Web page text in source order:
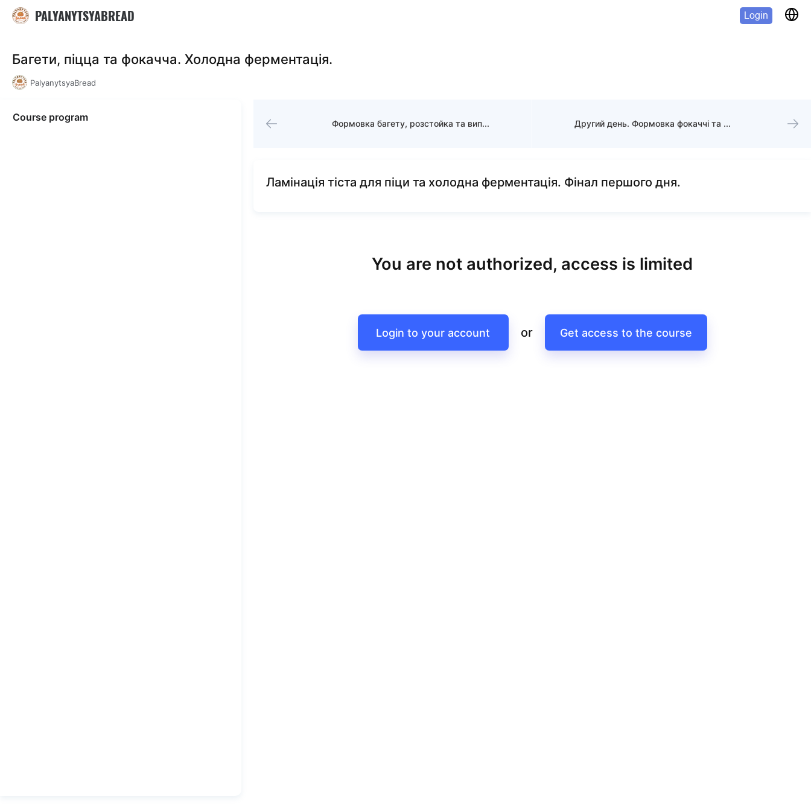
PALYANYTSYABREAD Login
Багети, піцца та фокачча. Холодна ферментація.
PalyanytsyaBread
Course program
Формовка багету, розстойка та випікання. Заміс тіста на Чабатту та піцу. Другий день. Формовка фокаччі та піци. Теорія про холодну ферментацію.
Ламінація тіста для піци та холодна ферментація. Фінал першого дня.
You are not authorized, access is limited
Login to your account or Get access to the course